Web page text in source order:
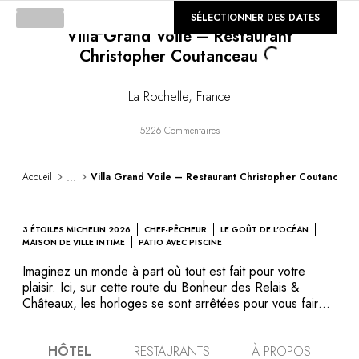
GALERIE
Villa Grand Voile – Restaurant
Christopher Coutanceau
Loading...
La Rochelle, France
5226 Commentaires
Accueil ... Villa Grand Voile – Restaurant Christopher Coutanceau
3 ÉTOILES MICHELIN 2026 CHEF-PÊCHEUR
LE GOÛT DE L'OCÉAN
MAISON DE VILLE INTIME
PATIO AVEC PISCINE
Imaginez un monde à part où tout est fait pour votre
plaisir. Ici, sur cette route du Bonheur des Relais &
Châteaux, les horloges se sont arrêtées pour vous faire
de Christopher Coutanceau et Nicolas Brossard : pouvoir
SÉLECTIONNER DES DATES
HÔTEL RESTAURANTS À PROPOS